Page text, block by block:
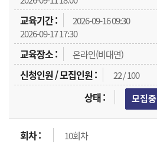
2026-09-16 09:30
2026-09-17 17:30
온라인(비대면)
22 / 100
모집중
10회차